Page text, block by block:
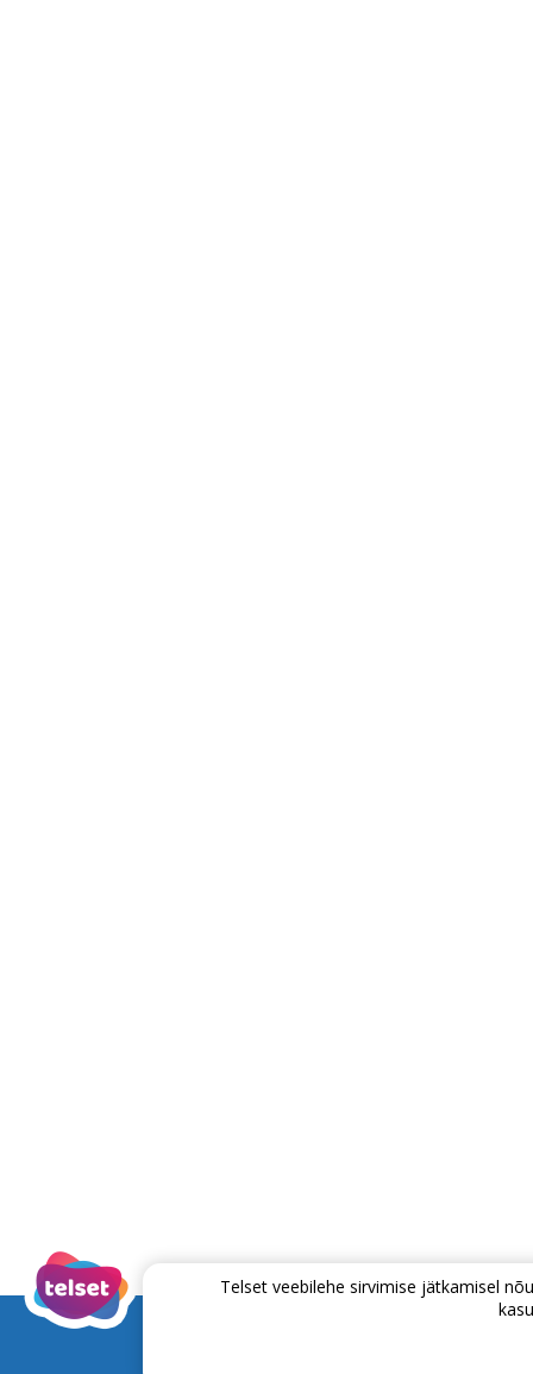
Telset veebilehe sirvimise jätkamisel